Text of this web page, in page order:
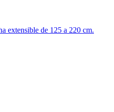
extensible de 125 a 220 cm.